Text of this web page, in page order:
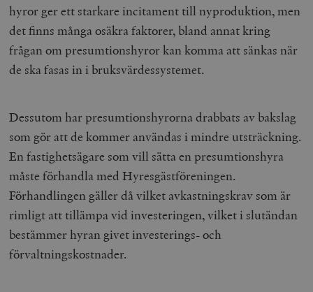
hyror ger ett starkare incitament till nyproduktion, men
det finns många osäkra faktorer, bland annat kring
frågan om presumtionshyror kan komma att sänkas när
de ska fasas in i bruksvärdessystemet.
Dessutom har presumtionshyrorna drabbats av bakslag
som gör att de kommer användas i mindre utsträckning.
En fastighetsägare som vill sätta en presumtionshyra
måste förhandla med Hyresgästföreningen.
Förhandlingen gäller då vilket avkastningskrav som är
rimligt att tillämpa vid investeringen, vilket i slutändan
bestämmer hyran givet investerings- och
förvaltningskostnader.